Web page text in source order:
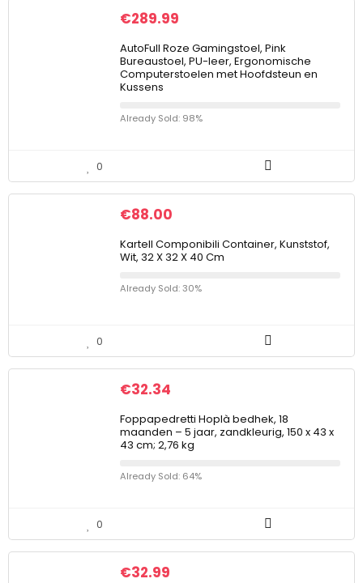
€289.99
AutoFull Roze Gamingstoel, Pink
Bureaustoel, PU-leer, Ergonomische
Computerstoelen met Hoofdsteun en
Kussens
Already Sold: 98%
0
€88.00
Kartell Componibili Container, Kunststof,
Wit, 32 X 32 X 40 Cm
Already Sold: 30%
0
€32.34
Foppapedretti Hoplà bedhek, 18
maanden – 5 jaar, zandkleurig, 150 x 43 x
43 cm; 2,76 kg
Already Sold: 64%
0
€32.99